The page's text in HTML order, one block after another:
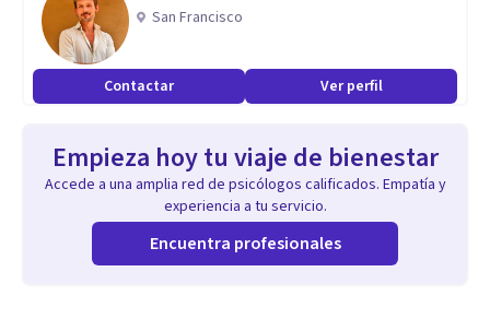
San Francisco
Contactar Ver perfil
Empieza hoy tu viaje de bienestar
Accede a una amplia red de psicólogos calificados. Empatía y
experiencia a tu servicio.
Encuentra profesionales